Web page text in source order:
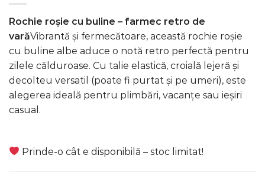
Rochie roșie cu buline – farmec retro de
varăVibrantă și fermecătoare, această rochie roșie
cu buline albe aduce o notă retro perfectă pentru
zilele călduroase. Cu talie elastică, croială lejeră și
decolteu versatil (poate fi purtat și pe umeri), este
alegerea ideală pentru plimbări, vacanțe sau ieșiri
casual.
Prinde-o cât e disponibilă – stoc limitat!